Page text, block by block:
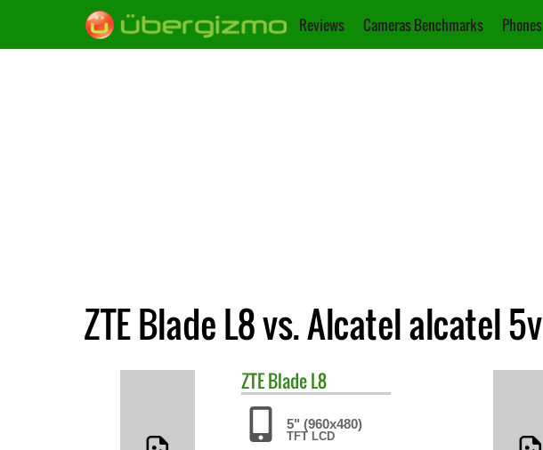
Reviews Cameras Benchmarks Phones
ZTE Blade L8 vs. Alcatel alcatel 5v
ZTEBlade L8
5" (960x480)
TFT LCD